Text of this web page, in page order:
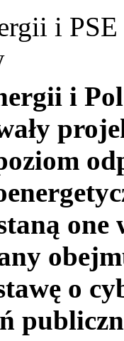
i
i
o